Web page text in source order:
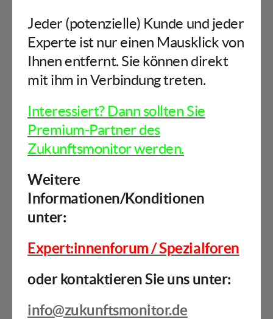
Jeder (potenzielle) Kunde und jeder
Experte ist nur einen Mausklick von
Ihnen entfernt. Sie können direkt
mit ihm in Verbindung treten.
Interessiert? Dann sollten Sie
Premium-Partner des
Zukunftsmonitor werden.
Weitere
Informationen/Konditionen
unter:
Expert:innenforum / Spezialforen
oder kontaktieren Sie uns unter:
info@zukunftsmonitor.de